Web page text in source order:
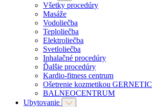
Všetky procedúry
Masáže
Vodoliečba
Teploliečba
Elektroliečba
Svetloliečba
Inhalačné procedúry
Ďalšie procedúry
Kardio-fitness centrum
Ošetrenie kozmetikou GERNETIC
BALNEOCENTRUM
Ubytovanie